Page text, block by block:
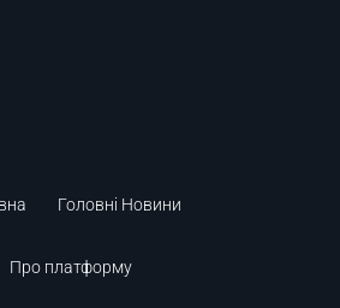
Головні Новини
Про платформу